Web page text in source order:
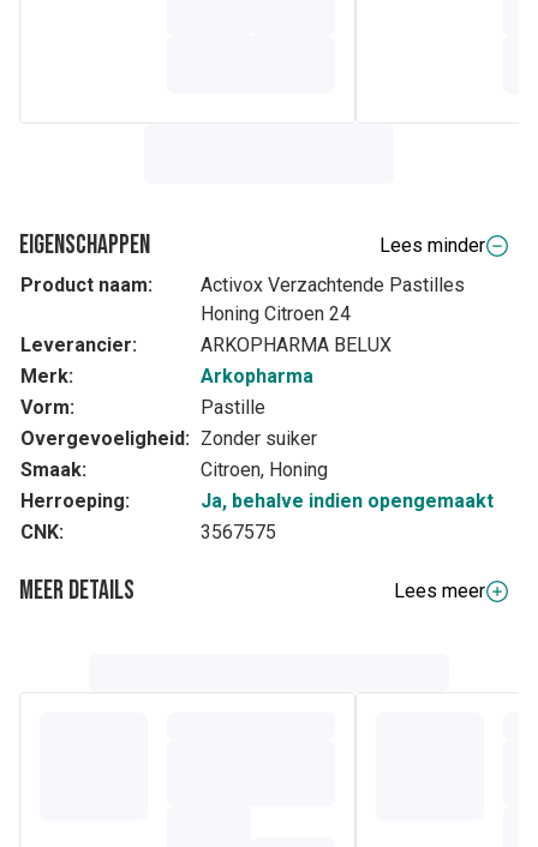
Eigenschappen
Lees minder
Product naam:
Activox Verzachtende Pastilles
Honing Citroen 24
Leverancier:
ARKOPHARMA BELUX
Merk:
Arkopharma
Vorm:
Pastille
Overgevoeligheid: Zonder suiker
Smaak:
Citroen, Honing
Herroeping:
Ja, behalve indien opengemaakt
CNK:
3567575
Meer details
Lees meer
enCitroen, een gevoel van aangename en duurzame